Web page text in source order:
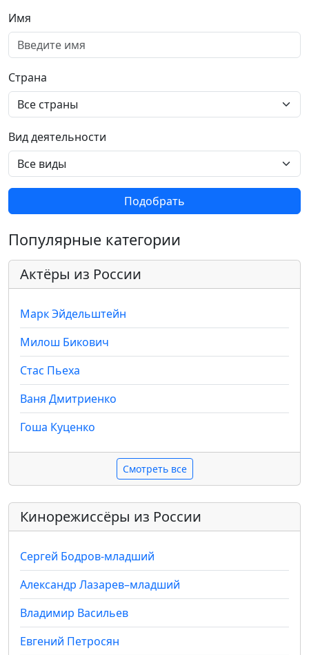
Имя
Страна
Вид деятельности
Подобрать
Популярные категории
Актёры из России
Марк Эйдельштейн
Милош Бикович
Стас Пьеха
Ваня Дмитриенко
Гоша Куценко
Смотреть все
Кинорежиссёры из России
Сергей Бодров-младший
Александр Лазарев–младший
Владимир Васильев
Евгений Петросян